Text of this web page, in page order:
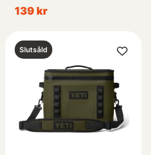
139 kr
Slutsåld